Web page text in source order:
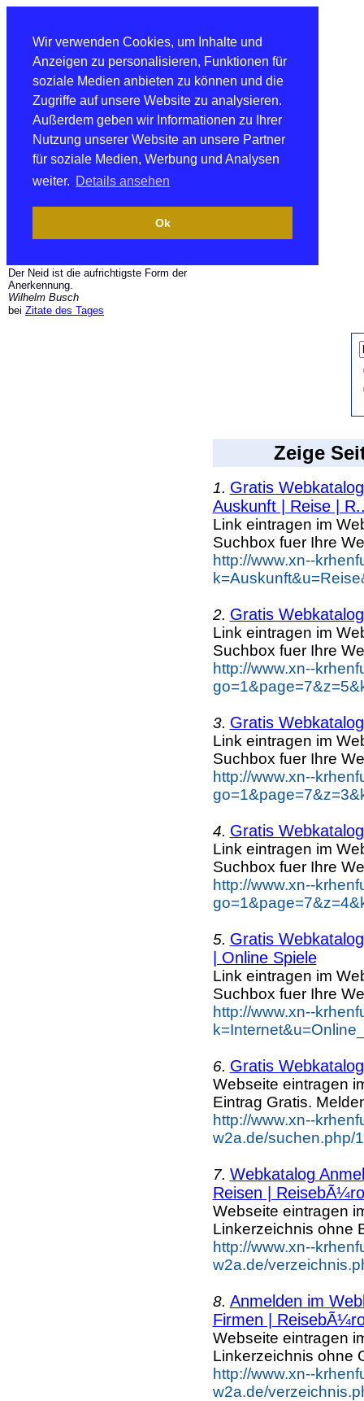
Wir verwenden Cookies, um Inhalte und
Anzeigen zu personalisieren, Funktionen für
soziale Medien anbieten zu können und die
Zugriffe auf unsere Website zu analysieren.
Außerdem geben wir Informationen zu Ihrer
Nutzung unserer Website an unsere Partner
für soziale Medien, Werbung und Analysen
weiter. Details ansehen
Ok
Der Neid ist die aufrichtigste Form der
Anerkennung.
Wilhelm Busch
bei Zitate des Tages
Zeige
1. Gratis
Auskunft | Reise |
Link eintragen im
Suchbox fuer Ihre
http://www.xn--
2. Gratis
Link eintragen im
Suchbox fuer Ihre
http://www.xn--
3. Gratis
Link eintragen im
Suchbox fuer Ihre
http://www.xn--
4. Gratis
Link eintragen im
Suchbox fuer Ihre
http://www.xn--
5. Gratis
| Online Spiele
Link eintragen im
Suchbox fuer Ihre
http://www.xn--
6. Gratis
Webseite eintragen
Eintrag Gratis.
http://www.xn--
w2a.de/suchen.php/
7. Webkatalog
Reisen | ReisebÃ¼ro
Webseite eintragen
Linkerzeichnis ohne
http://www.xn--
w2a.de/
8. Anmelden im
Firmen |
Webseite eintragen
Linkerzeichnis ohne
http://www.xn--
w2a.de/